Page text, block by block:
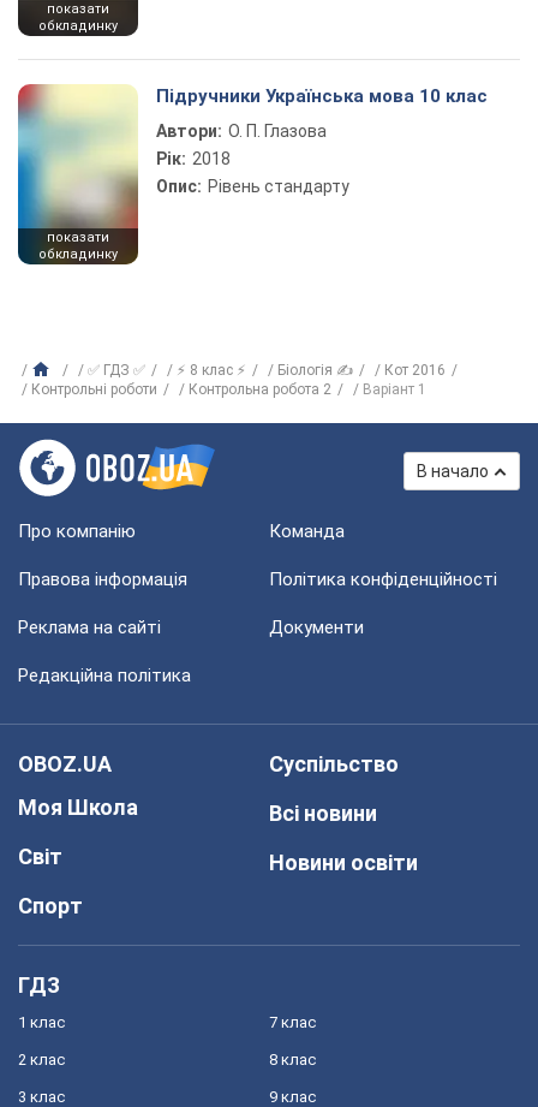
показати
обкладинку
показати
обкладинку
Підручники Українська мова 10 клас
Автори: О. П. Глазова
Рік: 2018
Опис: Рівень стандарту
✅ ГДЗ ✅ ⚡ 8 клас ⚡ Біологія ✍
Кот 2016
Контрольні роботи
Контрольна робота 2 Варіант 1
В начало
Про компанію Команда
Правова інформація Політика конфіденційності
Реклама на сайті Документи
Редакційна політика
OBOZ.UA
Моя Школа
Світ
Спорт
Суспільство
Всі новини
Новини освіти
ГДЗ
1 клас
2 клас
3 клас
7 клас
8 клас
9 клас